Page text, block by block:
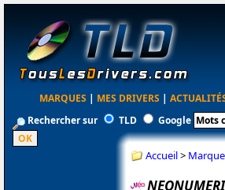
MARQUES | MES DRIVERS |
Rechercher sur
TLD Google
Accueil>